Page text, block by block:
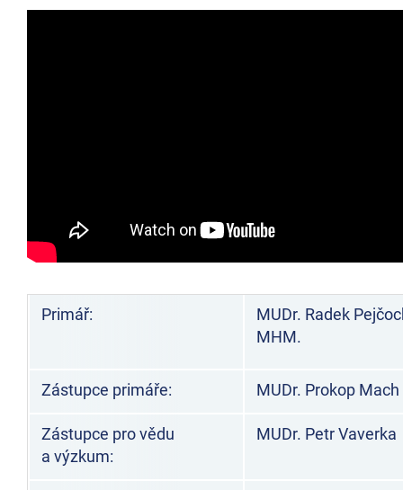
Primář:
MUDr. Radek
MHM.
Zástupce primáře: MUDr. Prokop Mach
Zástupce pro vědu
a výzkum:
MUDr. Petr Vaverka